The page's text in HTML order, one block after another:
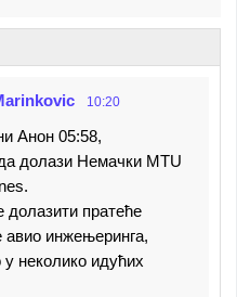
10:20
Анон 05:58,
долази Немачки МТU
долазити пратеће
авио инжењеринга,
неколико идућих